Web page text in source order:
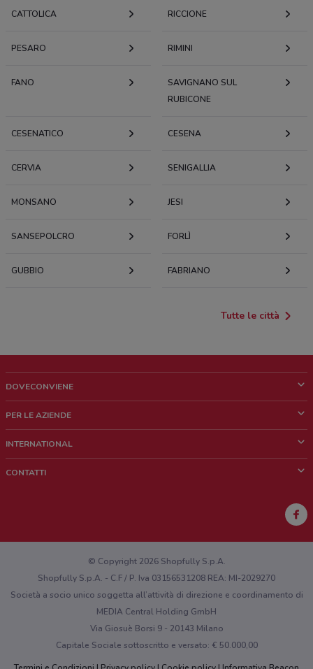
CATTOLICA RICCIONE
PESARO RIMINI
FANO
SAVIGNANO SUL
RUBICONE
CESENATICO CESENA
CERVIA SENIGALLIA
MONSANO JESI
SANSEPOLCRO FORLÌ
GUBBIO FABRIANO
Tutte le città
DOVECONVIENE
Chi siamo
Lavora con noi
PER LE AZIENDE
Richieste commerciali e marketing
INTERNATIONAL
CONTATTI
Hai un malfunzionamento sul web o sull'app?
© Copyright 2026 Shopfully S.p.A.
Shopfully S.p.A. - C.F / P. Iva 03156531208 REA: MI-2029270
Società a socio unico soggetta all’attività di direzione e coordinamento di
MEDIA Central Holding GmbH
Via Giosuè Borsi 9 - 20143 Milano
Capitale Sociale sottoscritto e versato: € 50.000,00